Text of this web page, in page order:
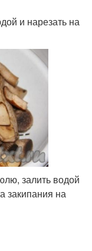
и нарезать на
залить водой
закипания на